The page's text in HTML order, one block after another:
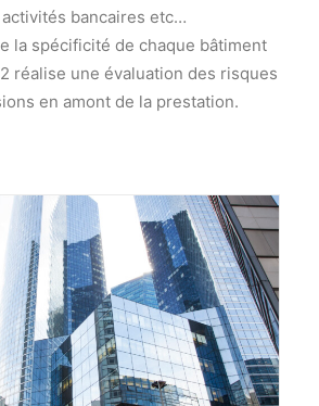
activités bancaires etc…
la spécificité de chaque bâtiment
réalise une évaluation des risques
en amont de la prestation.